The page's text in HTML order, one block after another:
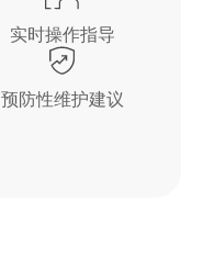
实时操作指导
预防性维护建议